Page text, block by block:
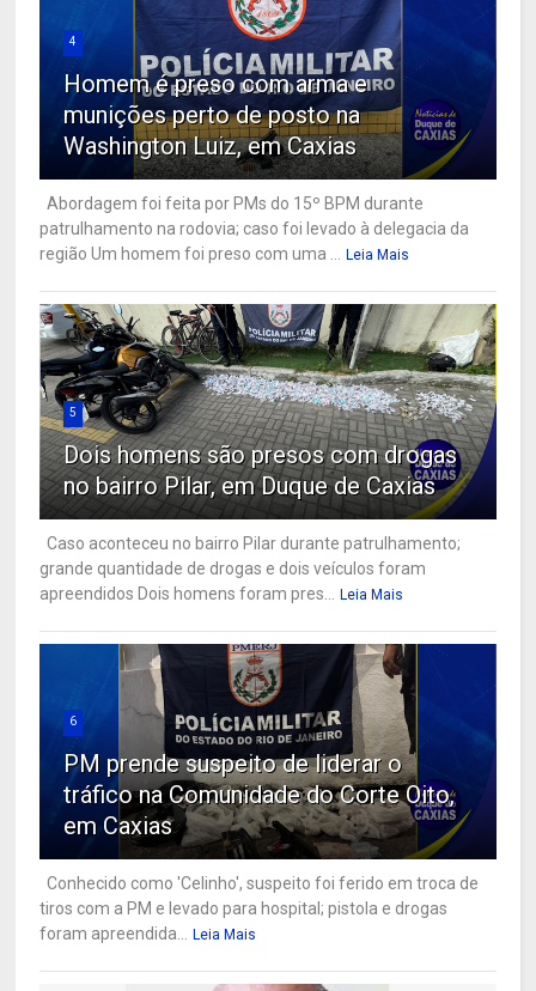
4
Homem é preso com arma e
munições perto de posto na
Washington Luiz, em Caxias
Abordagem foi feita por PMs do 15º BPM durante
patrulhamento na rodovia; caso foi levado à delegacia da
região Um homem foi preso com uma ...
Leia Mais
5
Dois homens são presos com drogas
no bairro Pilar, em Duque de Caxias
Caso aconteceu no bairro Pilar durante patrulhamento;
grande quantidade de drogas e dois veículos foram
apreendidos Dois homens foram pres...
Leia Mais
6
PM prende suspeito de liderar o
tráfico na Comunidade do Corte Oito,
em Caxias
Conhecido como 'Celinho', suspeito foi ferido em troca de
tiros com a PM e levado para hospital; pistola e drogas
foram apreendida...
Leia Mais